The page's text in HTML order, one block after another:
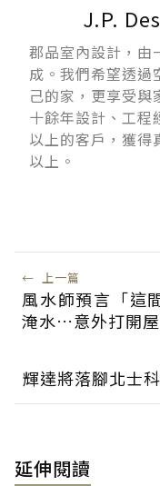
J.P.
郡品室內設計，由
成。我們希望透過
己的家，更享受與
十餘年設計、工程
以上的客戶，獲
以上。
← 上一篇
風水師預言「這
淹水…意外打開
輝達將落腳北士
延伸閱讀